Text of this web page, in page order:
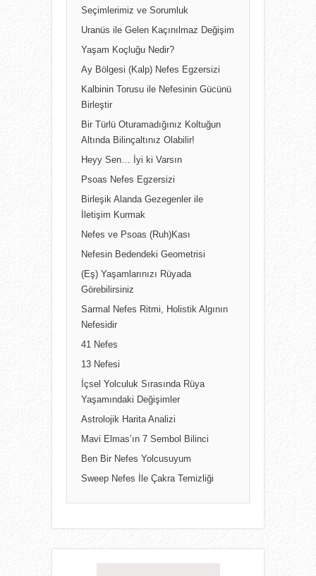
Seçimlerimiz ve Sorumluk
Uranüs ile Gelen Kaçınılmaz Değişim
Yaşam Koçluğu Nedir?
Ay Bölgesi (Kalp) Nefes Egzersizi
Kalbinin Torusu ile Nefesinin Gücünü
Birleştir
Bir Türlü Oturamadığınız Koltuğun
Altında Bilinçaltınız Olabilir!
Heyy Sen… İyi ki Varsın
Psoas Nefes Egzersizi
Birleşik Alanda Gezegenler ile
İletişim Kurmak
Nefes ve Psoas (Ruh)Kası
Nefesin Bedendeki Geometrisi
(Eş) Yaşamlarınızı Rüyada
Görebilirsiniz
Sarmal Nefes Ritmi, Holistik Algının
Nefesidir
41 Nefes
13 Nefesi
İçsel Yolculuk Sırasında Rüya
Yaşamındaki Değişimler
Astrolojik Harita Analizi
Mavi Elmas’ın 7 Sembol Bilinci
Ben Bir Nefes Yolcusuyum
Sweep Nefes İle Çakra Temizliği